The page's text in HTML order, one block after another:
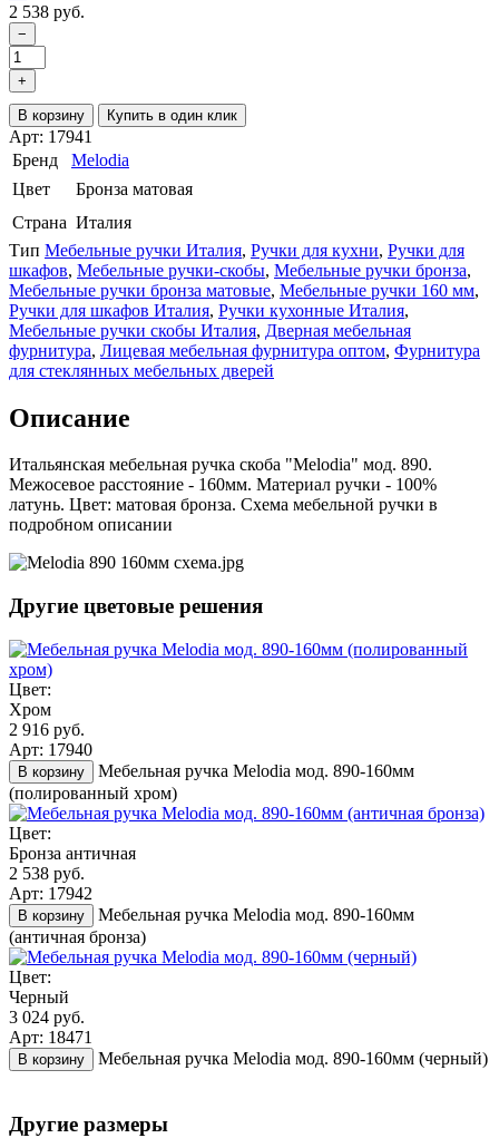
2 538 руб.
−
+
В корзину Купить в один клик
Арт: 17941
Бренд
Melodia
Цвет
Бронза матовая
Страна Италия
Тип Мебельные ручки Италия, Ручки для кухни, Ручки для
шкафов, Мебельные ручки-скобы, Мебельные ручки бронза,
Мебельные ручки бронза матовые, Мебельные ручки 160 мм,
Ручки для шкафов Италия, Ручки кухонные Италия,
Мебельные ручки скобы Италия, Дверная мебельная
фурнитура, Лицевая мебельная фурнитура оптом, Фурнитура
для стеклянных мебельных дверей
Описание
Итальянская мебельная ручка скоба "Melodia" мод. 890.
Межосевое расстояние - 160мм. Материал ручки - 100%
латунь. Цвет: матовая бронза. Схема мебельной ручки в
подробном описании
Другие цветовые решения
Цвет:
Хром
2 916 руб.
Арт: 17940
В корзину
Мебельная ручка Melodia мод. 890-160мм
(полированный хром)
Цвет:
Бронза античная
2 538 руб.
Арт: 17942
В корзину
Мебельная ручка Melodia мод. 890-160мм
(античная бронза)
Цвет:
Черный
3 024 руб.
Арт: 18471
В корзину Мебельная ручка Melodia мод. 890-160мм (черный)
Другие размеры